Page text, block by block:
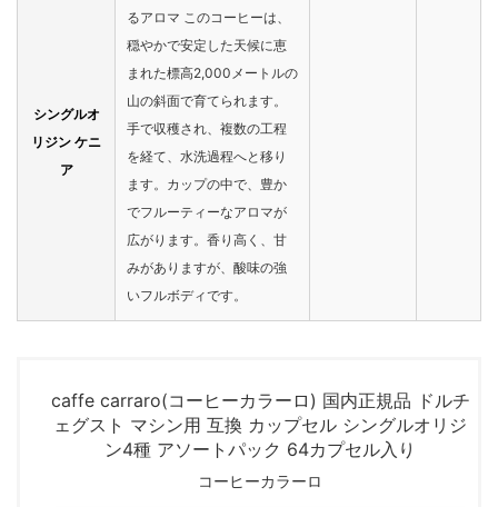
シングルオ
リジン ケニ
ア
るアロマ このコーヒーは、
穏やかで安定した天候に恵
まれた標高2,000メートルの
山の斜面で育てられます。
手で収穫され、複数の工程
を経て、水洗過程へと移り
ます。カップの中で、豊か
でフルーティーなアロマが
広がります。香り高く、甘
みがありますが、酸味の強
いフルボディです。
caffe carraro(コーヒーカラーロ) 国内正規品 ドルチ
ェグスト マシン用 互換 カップセル シングルオリジ
ン4種 アソートパック 64カプセル入り
コーヒーカラーロ